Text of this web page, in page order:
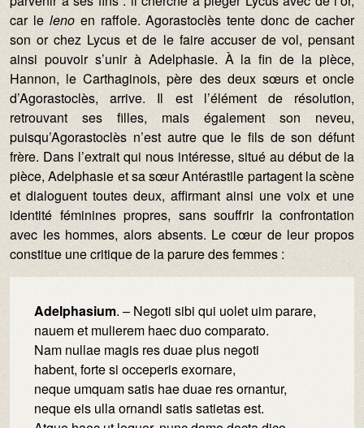
car le leno en raffole. Agorastoclès tente donc de cacher
son or chez Lycus et de le faire accuser de vol, pensant
ainsi pouvoir s’unir à Adelphasie. À la fin de la pièce,
Hannon, le Carthaginois, père des deux sœurs et oncle
d’Agorastoclès, arrive. Il est l’élément de résolution,
retrouvant ses filles, mais également son neveu,
puisqu’Agorastoclès n’est autre que le fils de son défunt
frère. Dans l’extrait qui nous intéresse, situé au début de la
pièce, Adelphasie et sa sœur Antérastile partagent la scène
et dialoguent toutes deux, affirmant ainsi une voix et une
identité féminines propres, sans souffrir la confrontation
avec les hommes, alors absents. Le cœur de leur propos
constitue une critique de la parure des femmes :
Adelphasium. – Negoti sibi qui uolet uim parare,
nauem et mulierem haec duo comparato.
Nam nullae magis res duae plus negoti
habent, forte si occeperis exornare,
neque umquam satis hae duae res ornantur,
neque eis ulla ornandi satis satietas est.